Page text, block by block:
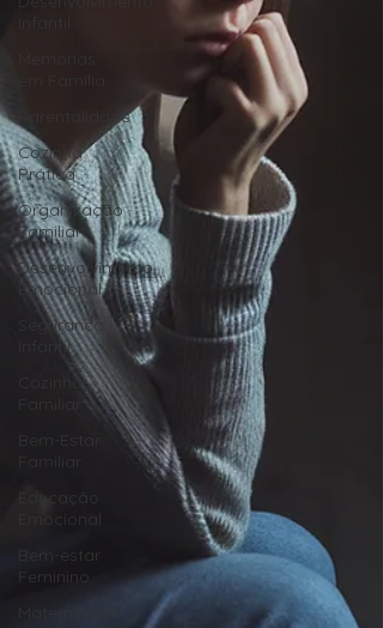
Parentalidade
Cozinha
Prática
Organização
Familiar
Desenvolvimento
Emocional
Segurança
Infantil
Cozinha
Bem-Estar
Familiar
Educação
Emocional
Bem-estar
Feminino